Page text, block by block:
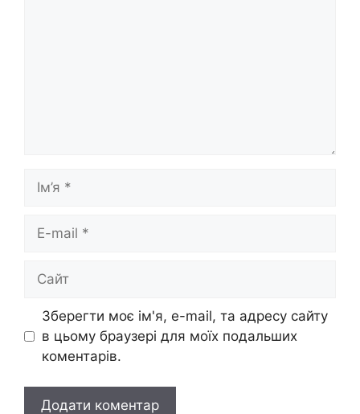
mail
Зберегти моє ім'я, e-mail, та адресу сайту
в цьому браузері для моїх подальших
коментарів.